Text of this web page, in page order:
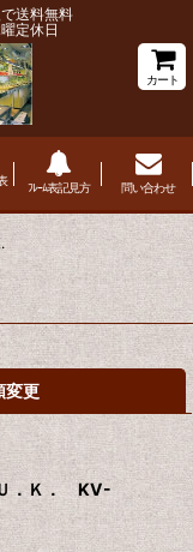
送料無料
定休日
カート
ﾌﾚｰﾑ表記見方 問い合わせ
変更
．Ｋ． KV-